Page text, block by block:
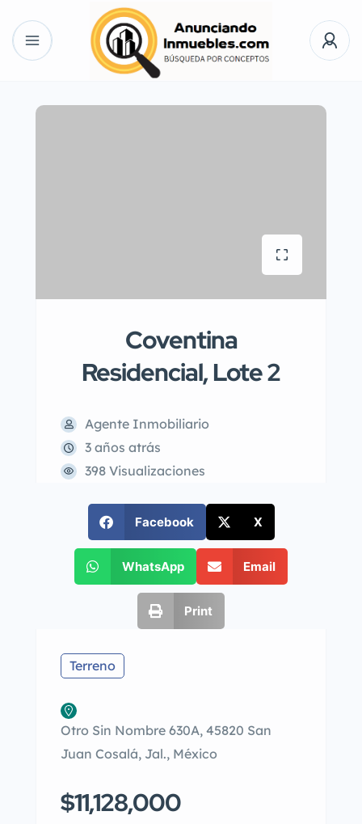
Coventina
Residencial, Lote 2
Agente Inmobiliario
3 años atrás
398 Visualizaciones
Facebook X
WhatsApp Email
Print
Terreno
Otro Sin Nombre 630A, 45820 San
Juan Cosalá, Jal., México
$11,128,000